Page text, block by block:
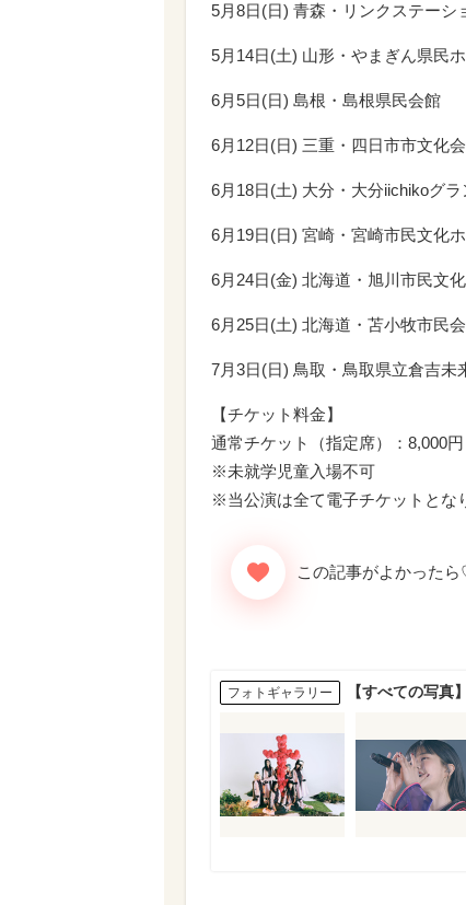
5月8日(日) 青森・リンクステーシ
5月14日(土) 山形・やまぎん県民
6月5日(日) 島根・島根県民会館
6月12日(日) 三重・四日市市文化
6月18日(土) 大分・大分iichikoグラ
6月19日(日) 宮崎・宮崎市民文化
6月24日(金) 北海道・旭川市民文
6月25日(土) 北海道・苫小牧市民
7月3日(日) 鳥取・鳥取県立倉吉未
【チケット料金】
通常チケット（指定席）：8,000円
※未就学児童入場不可
※当公演は全て電子チケットとな
フォトギャラリー 【すべての写真